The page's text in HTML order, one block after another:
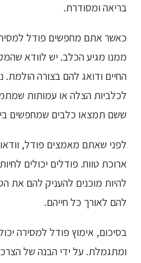
בריאה ומסודרת.
כאשר אתם מחפשים פודל
ממנו מגיע הכלב. יש לוודא
החיים ודואג להם בצורה הולמת.
לכלביות הצלה או עמותות
ששם תמצאו כלבים שמחפשים
לפני שאתם מאמצים פודל,
להיות מוכנים להעניק להם את
להם לאורך כל חייהם.
בסיכום, אימוץ פודל למסירה
ומתגמלת. על ידי הבנה של